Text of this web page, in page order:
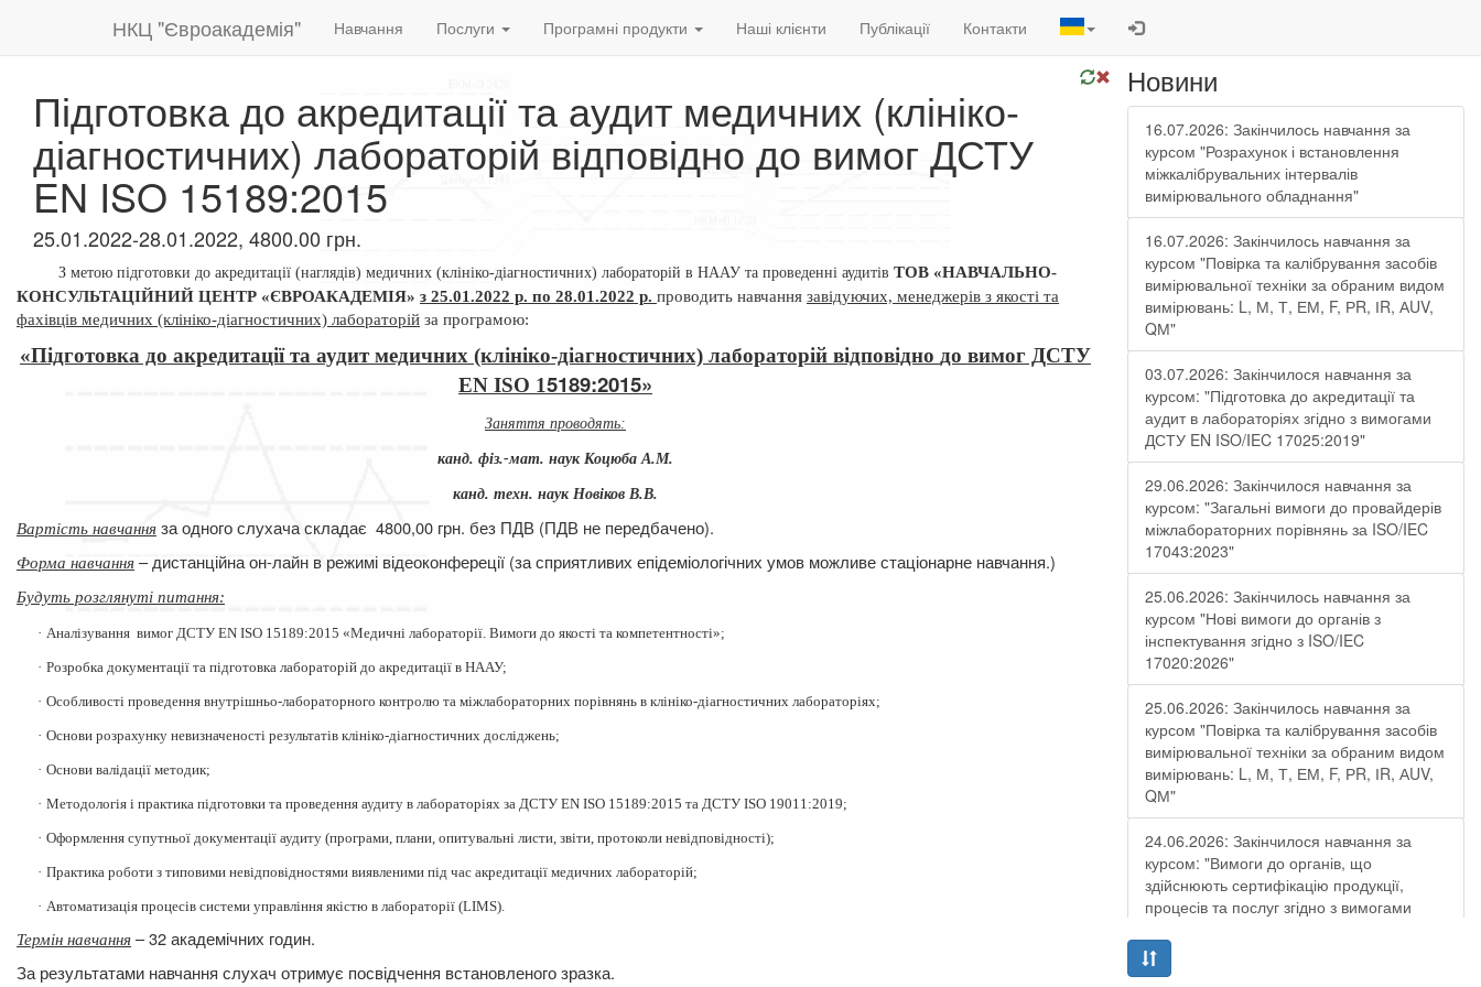
НКЦ "Євроакадемія" Навчання Послуги Програмні продукти Наші клієнти Публікації Контакти
Підготовка до акредитації та аудит медичних (клініко-
діагностичних) лабораторій відповідно до вимог ДСТУ
EN ISO 15189:2015
25.01.2022-28.01.2022, 4800.00 грн.
З метою підготовки до акредитації (наглядів) медичних (клініко-діагностичних) лабораторій в НААУ та проведенні аудитів ТОВ «НАВЧАЛЬНО-
КОНСУЛЬТАЦІЙНИЙ ЦЕНТР «ЄВРОАКАДЕМІЯ» з 25.01.2022 р. по 28.01.2022 р. проводить навчання завідуючих, менеджерів з якості та
фахівців медичних (клініко-діагностичних) лабораторій за програмою:
«Підготовка до акредитації та аудит медичних (клініко-діагностичних) лабораторій відповідно до вимог ДСТУ
EN ISO 15189:2015»
Заняття проводять:
канд. фіз.-мат. наук Коцюба А.М.
канд. техн. наук Новіков В.В.
Вартість навчання за одного слухача складає 4800,00 грн. без ПДВ (ПДВ не передбачено).
Форма навчання – дистанційна он-лайн в режимі відеоконфереції (за сприятливих епідеміологічних умов можливе стаціонарне навчання.)
Будуть розглянуті питання:
· Аналізування вимог ДСТУ EN ISO 15189:2015 «Медичні лабораторії. Вимоги до якості та компетентності»;
· Розробка документації та підготовка лабораторій до акредитації в НААУ;
· Особливості проведення внутрішньо-лабораторного контролю та міжлабораторних порівнянь в клініко-діагностичних лабораторіях;
· Основи розрахунку невизначеності результатів клініко-діагностичних досліджень;
· Основи валідації методик;
· Методологія і практика підготовки та проведення аудиту в лабораторіях за ДСТУ EN ISO 15189:2015 та ДСТУ ISO 19011:2019;
· Оформлення супутньої документації аудиту (програми, плани, опитувальні листи, звіти, протоколи невідповідності);
· Практика роботи з типовими невідповідностями виявленими під час акредитації медичних лабораторій;
· Автоматизація процесів системи управління якістю в лабораторії (LIMS).
Термін навчання – 32 академічних годин.
За результатами навчання слухач отримує посвідчення встановленого зразка.
Новини
16.07.2026: Закінчилось навчання за
курсом "Розрахунок і встановлення
міжкалібрувальних інтервалів
вимірювального обладнання"
16.07.2026: Закінчилось навчання за
курсом "Повірка та калібрування засобів
вимірювальної техніки за обраним видом
вимірювань: L, М, Т, ЕМ, F, РR, ІR, АUV,
QМ"
03.07.2026: Закінчилося навчання за
курсом: "Підготовка до акредитації та
аудит в лабораторіях згідно з вимогами
ДСТУ EN ISO/IEC 17025:2019"
29.06.2026: Закінчилося навчання за
курсом: "Загальні вимоги до провайдерів
міжлабораторних порівнянь за ISO/IEC
17043:2023"
25.06.2026: Закінчилось навчання за
курсом "Нові вимоги до органів з
інспектування згідно з ISO/IEC
17020:2026"
25.06.2026: Закінчилось навчання за
курсом "Повірка та калібрування засобів
вимірювальної техніки за обраним видом
вимірювань: L, М, Т, ЕМ, F, РR, ІR, АUV,
QМ"
24.06.2026: Закінчилося навчання за
курсом: "Вимоги до органів, що
здійснюють сертифікацію продукції,
процесів та послуг згідно з вимогами
19.06.2026: Закінчилося навчання за